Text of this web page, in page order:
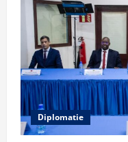
Diplomatie